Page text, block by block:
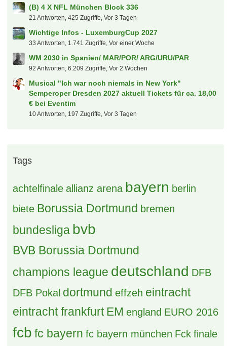
(B) 4 X NFL München Block 336
21 Antworten, 425 Zugriffe, Vor 3 Tagen
Wichtige Infos - LuxemburgCup 2027
33 Antworten, 1.741 Zugriffe, Vor einer Woche
WM 2030 in Spanien/ MAR/POR/ ARG/URU/PAR
92 Antworten, 6.209 Zugriffe, Vor 2 Wochen
Musical "Ich war noch niemals in New York"
Semperoper Dresden 2027 aktuell Tickets für ca. 18,00
€ bei Eventim
10 Antworten, 197 Zugriffe, Vor 3 Tagen
Tags
achtelfinale allianz arena bayern berlin
biete Borussia Dortmund bremen
bundesliga bvb
BVB Borussia Dortmund
champions league deutschland DFB
DFB Pokal dortmund effzeh eintracht
eintracht frankfurt EM england EURO 2016
fcb fc bayern fc bayern münchen Fck finale